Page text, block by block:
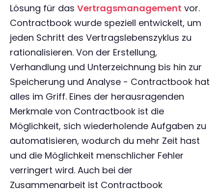
Lösung für das Vertragsmanagement vor.
Contractbook wurde speziell entwickelt, um
jeden Schritt des Vertragslebenszyklus zu
rationalisieren. Von der Erstellung,
Verhandlung und Unterzeichnung bis hin zur
Speicherung und Analyse - Contractbook hat
alles im Griff. Eines der herausragenden
Merkmale von Contractbook ist die
Möglichkeit, sich wiederholende Aufgaben zu
automatisieren, wodurch du mehr Zeit hast
und die Möglichkeit menschlicher Fehler
verringert wird. Auch bei der
Zusammenarbeit ist Contractbook